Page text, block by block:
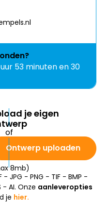
53 minuten en 30
je eigen
Ontwerp uploaden
8mb)
- JPG - PNG - TIF - BMP -
- AI. Onze aanleveropties
je hier.